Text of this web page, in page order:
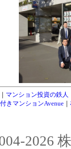
｜ マンション投資の鉄人
きマンションAvenue｜
2026